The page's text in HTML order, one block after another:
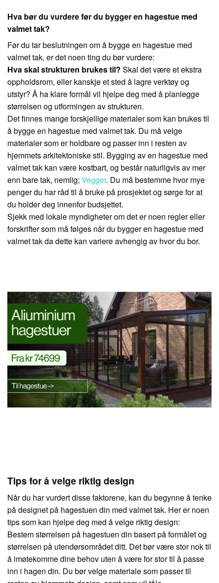
Hva bør du vurdere før du bygger en hagestue med
valmet tak?
Før du tar beslutningen om å bygge en hagestue med
valmet tak, er det noen ting du bør vurdere:
Hva skal strukturen brukes til? Skal det være et ekstra
oppholdsrom, eller kanskje et sted å lagre verktøy og
utstyr? Å ha klare formål vil hjelpe deg med å planlegge
størrelsen og utformingen av strukturen.
Det finnes mange forskjellige materialer som kan brukes til
å bygge en hagestue med valmet tak. Du må velge
materialer som er holdbare og passer inn i resten av
hjemmets arkitektoniske stil. Bygging av en hagestue med
valmet tak kan være kostbart, og består naturligvis av mer
enn bare tak, nemlig; Vegger. Du må bestemme hvor mye
penger du har råd til å bruke på prosjektet og sørge for at
du holder deg innenfor budsjettet.
Sjekk med lokale myndigheter om det er noen regler eller
forskrifter som må følges når du bygger en hagestue med
valmet tak da dette kan variere avhengig av hvor du bor.
Tips for å velge riktig design
Når du har vurdert disse faktorene, kan du begynne å tenke
på designet på hagestuen din med valmet tak. Her er noen
tips som kan hjelpe deg med å velge riktig design:
Bestem størrelsen på hagestuen din basert på formålet og
størrelsen på utendørsområdet ditt. Det bør være stor nok til
å imøtekomme dine behov uten å være for stor til å passe
inn i hagen din. Du bør velge materiale som passer til